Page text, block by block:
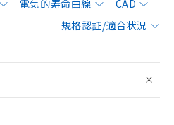
電気的寿命曲線
CAD
規格認証/適合状況